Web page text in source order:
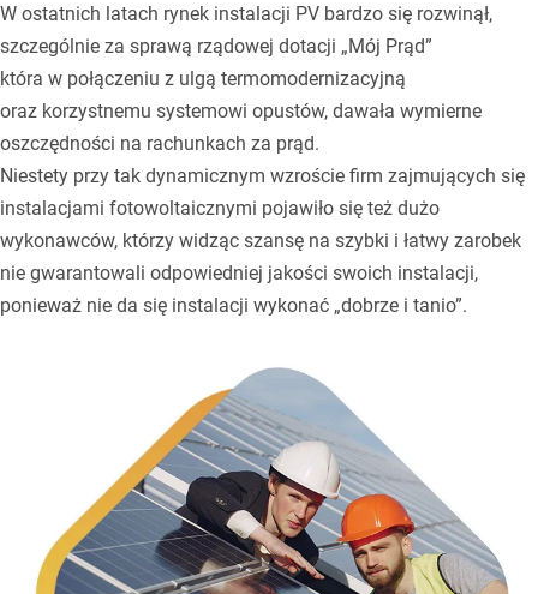
W ostatnich latach rynek instalacji PV bardzo się rozwinął,
szczególnie za sprawą rządowej dotacji „Mój Prąd”
która w połączeniu z ulgą termomodernizacyjną
oraz korzystnemu systemowi opustów, dawała wymierne
oszczędności na rachunkach za prąd.
Niestety przy tak dynamicznym wzroście firm zajmujących się
instalacjami fotowoltaicznymi pojawiło się też dużo
wykonawców, którzy widząc szansę na szybki i łatwy zarobek
nie gwarantowali odpowiedniej jakości swoich instalacji,
ponieważ nie da się instalacji wykonać „dobrze i tanio”.